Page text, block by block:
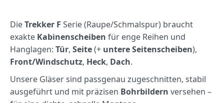
DieTrekker F Serie (Raupe/Schmalspur) braucht
exakte Kabinenscheiben für enge Reihen und
Hanglagen: Tür, Seite(+ untere Seitenscheiben),
Front/Windschutz, Heck, Dach.
Unsere Gläser sind passgenau zugeschnitten, stabil
ausgeführt und mit präzisen Bohrbildern versehen –